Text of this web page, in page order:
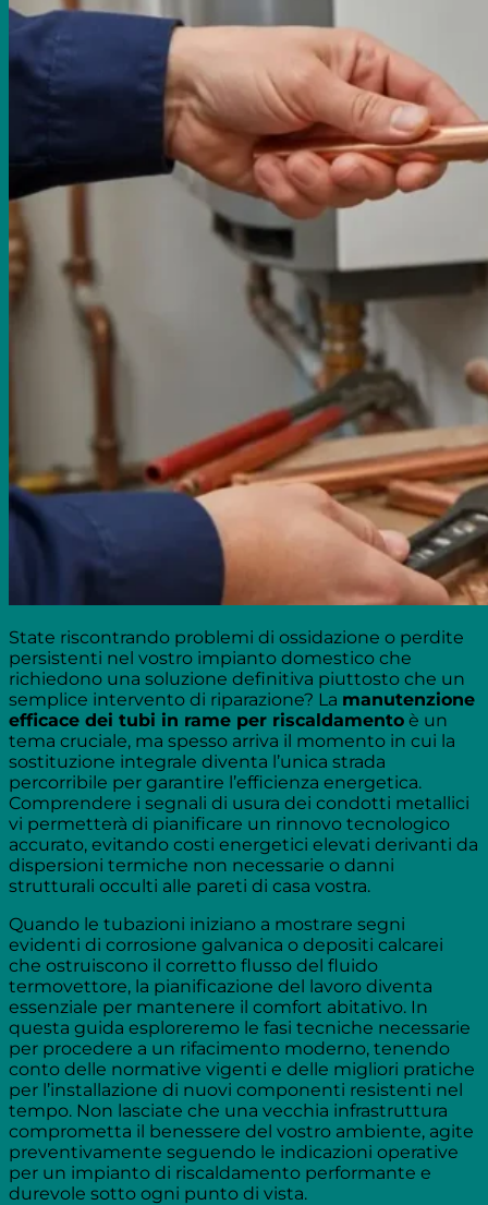
State riscontrando problemi di ossidazione o perdite
persistenti nel vostro impianto domestico che
richiedono una soluzione definitiva piuttosto che un
semplice intervento di riparazione? La manutenzione
efficace dei tubi in rame per riscaldamento è un
tema cruciale, ma spesso arriva il momento in cui la
sostituzione integrale diventa l’unica strada
percorribile per garantire l’efficienza energetica.
Comprendere i segnali di usura dei condotti metallici
vi permetterà di pianificare un rinnovo tecnologico
accurato, evitando costi energetici elevati derivanti da
dispersioni termiche non necessarie o danni
strutturali occulti alle pareti di casa vostra.
Quando le tubazioni iniziano a mostrare segni
evidenti di corrosione galvanica o depositi calcarei
che ostruiscono il corretto flusso del fluido
termovettore, la pianificazione del lavoro diventa
essenziale per mantenere il comfort abitativo. In
questa guida esploreremo le fasi tecniche necessarie
per procedere a un rifacimento moderno, tenendo
conto delle normative vigenti e delle migliori pratiche
per l’installazione di nuovi componenti resistenti nel
tempo. Non lasciate che una vecchia infrastruttura
comprometta il benessere del vostro ambiente, agite
preventivamente seguendo le indicazioni operative
per un impianto di riscaldamento performante e
durevole sotto ogni punto di vista.